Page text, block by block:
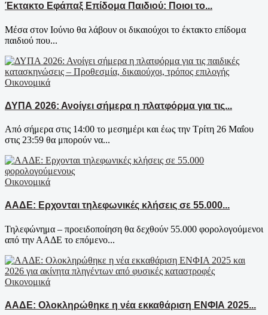
Έκτακτο Εφάπαξ Επίδομα Παιδιού: Ποιοι το...
Μέσα στον Ιούνιο θα λάβουν οι δικαιούχοι το έκτακτο επίδομα
παιδιού που...
Οικονομικά
ΔΥΠΑ 2026: Ανοίγει σήμερα η πλατφόρμα για τις...
Από σήμερα στις 14:00 το μεσημέρι και έως την Τρίτη 26 Μαΐου
στις 23:59 θα μπορούν να...
Οικονομικά
ΑΑΔΕ: Ερχονται τηλεφωνικές κλήσεις σε 55.000...
Τηλεφώνημα – προειδοποίηση θα δεχθούν 55.000 φορολογούμενοι
από την ΑΑΔΕ το επόμενο...
Οικονομικά
ΑΑΔΕ: Ολοκληρώθηκε η νέα εκκαθάριση ΕΝΦΙΑ 2025...